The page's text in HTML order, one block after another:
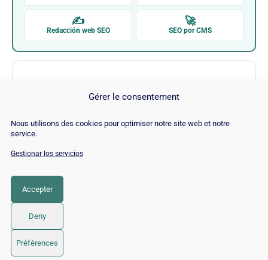
Gérer le consentement
Nous utilisons des cookies pour optimiser notre site web et notre
service.
Gestionar los servicios
Accepter
Deny
Préférences
✍
Redacción web SEO
🚀
SEO por CMS
© 2026 Twaino